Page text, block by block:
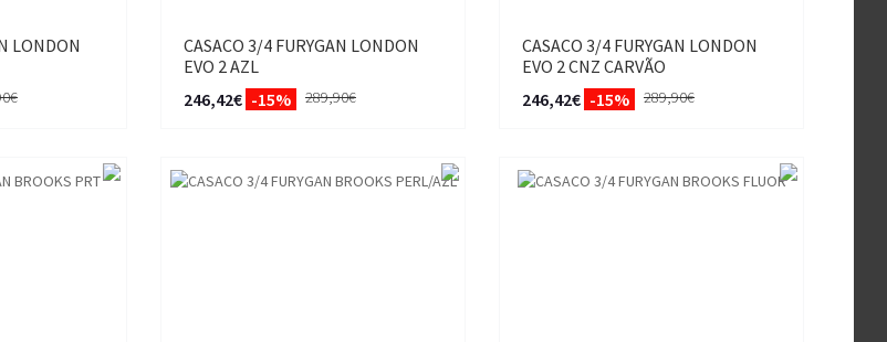
LONDON
CASACO 3/4 FURYGAN LONDON
EVO 2 AZL
246,42€ -15% 289,90€
CASACO 3/4 FURYGAN LONDON
EVO 2 CNZ CARVÃO
246,42€ -15% 289,90€